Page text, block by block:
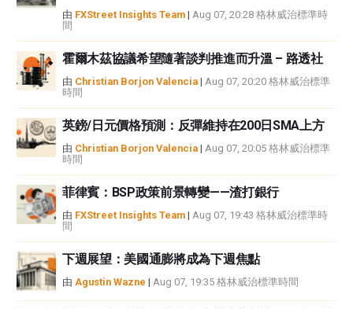
由 FXStreet Insights Team | Aug 07, 20:28 格林威治標準時
間
霍爾木茲協議希望隨著談判推進而升溫 – 路透社
由 Christian Borjon Valencia | Aug 07, 20:20 格林威治標準
時間
英鎊/日元價格預測：反彈維持在200日SMA上方
由 Christian Borjon Valencia | Aug 07, 20:05 格林威治標準
時間
菲律賓：BSP政策前景轉變——渣打銀行
由 FXStreet Insights Team | Aug 07, 19:43 格林威治標準時
間
下週展望：美國通膨將成為下週焦點
由 Agustin Wazne | Aug 07, 19:35 格林威治標準時間